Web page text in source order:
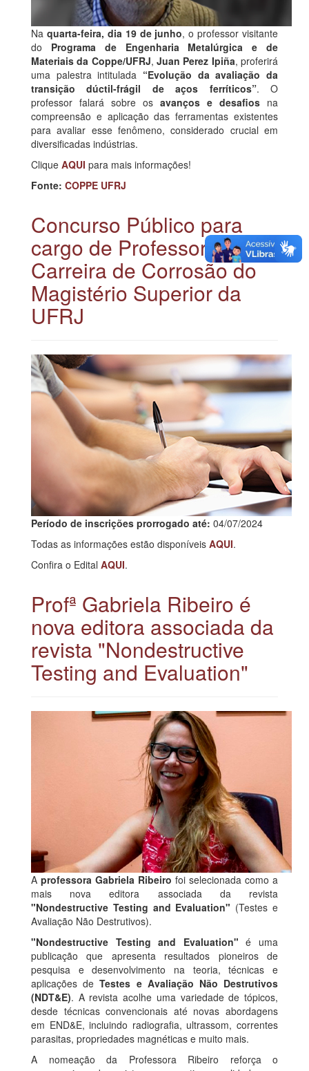
Na quarta-feira, dia 19 de junho, o professor visitante
do Programa de Engenharia Metalúrgica e de
Materiais da Coppe/UFRJ,Juan Perez Ipiña, proferirá
uma palestra intitulada “Evolução da avaliação da
transição dúctil-frágil de aços ferríticos”. O
professor falará sobre os avanços e desafios na
compreensão e aplicação das ferramentas existentes
para avaliar esse fenômeno, considerado crucial em
diversificadas indústrias.
Clique AQUI para mais informações!
Fonte: COPPE UFRJ
Concurso Público para
cargo de Professor da
Carreira de Corrosão do
Magistério Superior da
UFRJ
Período de inscrições prorrogado até: 04/07/2024
Todas as informações estão disponíveis AQUI.
Confira o Edital AQUI.
Profª Gabriela Ribeiro é
nova editora associada da
revista "Nondestructive
Testing and Evaluation"
A professora Gabriela Ribeiro foi selecionada como a
mais nova editora associada da revista
"Nondestructive Testing and Evaluation" (Testes e
Avaliação Não Destrutivos).
"Nondestructive Testing and Evaluation" é uma
publicação que apresenta resultados pioneiros de
pesquisa e desenvolvimento na teoria, técnicas e
aplicações deTestes e Avaliação Não Destrutivos
(NDT&E). A revista acolhe uma variedade de tópicos,
desde técnicas convencionais até novas abordagens
em END&E, incluindo radiografia, ultrassom, correntes
parasitas, propriedades magnéticas e muito mais.
A nomeação da Professora Ribeiro reforça o